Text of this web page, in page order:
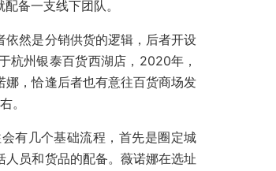
备一支线下团队。
然是分销供货的逻辑，后者开设
杭州银泰百货西湖店，2020年，
，恰逢后者也有意往百货商场发
。
有几个基础流程，首先是圈定城
员和货品的配备。薇诺娜在选址